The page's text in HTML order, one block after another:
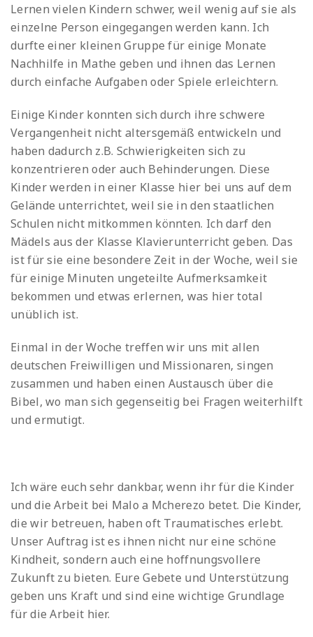
Lernen vielen Kindern schwer, weil wenig auf sie als
einzelne Person eingegangen werden kann. Ich
durfte einer kleinen Gruppe für einige Monate
Nachhilfe in Mathe geben und ihnen das Lernen
durch einfache Aufgaben oder Spiele erleichtern.
Einige Kinder konnten sich durch ihre schwere
Vergangenheit nicht altersgemäß entwickeln und
haben dadurch z.B. Schwierigkeiten sich zu
konzentrieren oder auch Behinderungen. Diese
Kinder werden in einer Klasse hier bei uns auf dem
Gelände unterrichtet, weil sie in den staatlichen
Schulen nicht mitkommen könnten. Ich darf den
Mädels aus der Klasse Klavierunterricht geben. Das
ist für sie eine besondere Zeit in der Woche, weil sie
für einige Minuten ungeteilte Aufmerksamkeit
bekommen und etwas erlernen, was hier total
unüblich ist.
Einmal in der Woche treffen wir uns mit allen
deutschen Freiwilligen und Missionaren, singen
zusammen und haben einen Austausch über die
Bibel, wo man sich gegenseitig bei Fragen weiterhilft
und ermutigt.
Ich wäre euch sehr dankbar, wenn ihr für die Kinder
und die Arbeit bei Malo a Mcherezo betet. Die Kinder,
die wir betreuen, haben oft Traumatisches erlebt.
Unser Auftrag ist es ihnen nicht nur eine schöne
Kindheit, sondern auch eine hoffnungsvollere
Zukunft zu bieten. Eure Gebete und Unterstützung
geben uns Kraft und sind eine wichtige Grundlage
für die Arbeit hier.